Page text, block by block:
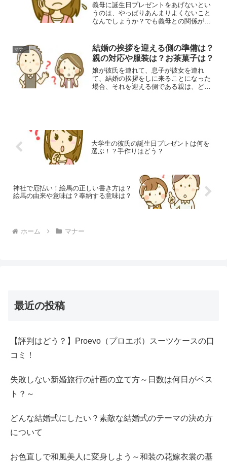
義母に誕生日プレゼントをあげないとい
うのは、やっぱりあんまりよくないこと
なんでしょうか？でも義母との関係があ
ね…。そこで今回は、義母への誕生日に
は何かプレゼントを贈った方...
マナー
結婚の挨拶を迎える側の準備は？
親の対応や服装は？お茶菓子は？
娘が彼氏を連れて、息子が彼女を連れ
て、結婚の挨拶をしに来ることになった
場合、それを迎える側である親は、どん
大学生の彼氏の誕生日プレゼントは何を
選ぶ！？手作りはどう？
神社で厄払い！絵馬の正しい書き方は？
絵馬の由来や意味は？奉納する意味は？
ホーム マナー
最近の投稿
【評判はどう？】Proevo（プロエボ）スーツケースの口
コミ！
失敗しない新婚旅行の計画の立て方～日数は何日がベス
ト？～
どんな結婚式にしたい？素敵な結婚式のテーマの決め方
について
お色直しで和風美人に変身しよう～和装の花嫁衣裳の基